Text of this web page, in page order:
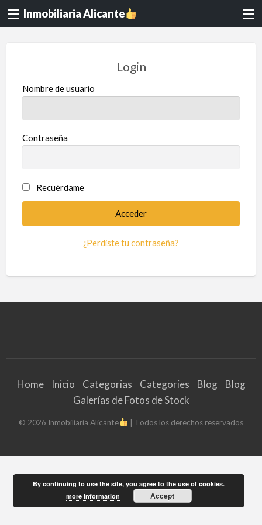
Inmobiliaria Alicante
Login
Nombre de usuario
Contraseña
Recuérdame
¿Perdiste tu contraseña?
Home Inicio Categorias Categories Blog
Blog
Galerías de Fotos de Stock
© 2026 Inmobiliaria Alicante | Todos los derechos reservados
By continuing to use the site, you agree to the use of cookies.
more information
Accept